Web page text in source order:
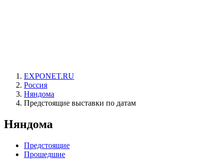
EXPONET.RU
Россия
Няндома
Предстоящие выставки по датам
Няндома
Предстоящие
Прошедшие